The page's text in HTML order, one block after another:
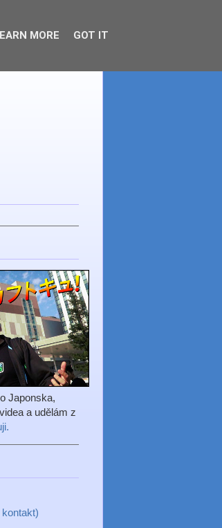
Japonska,
a udělám z
MORE GOT IT